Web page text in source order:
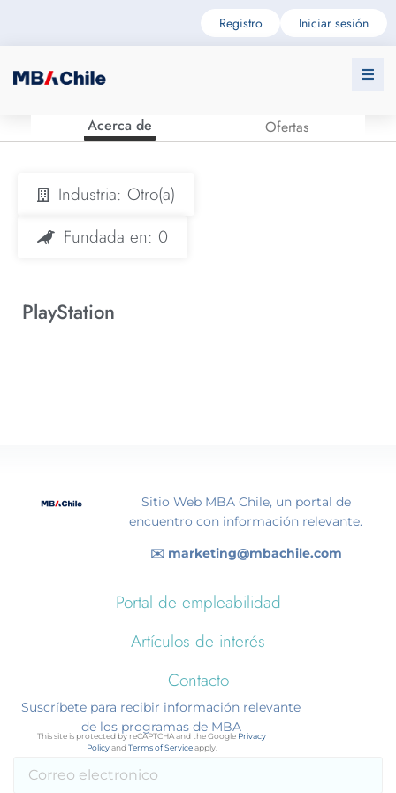
Registro Iniciar sesión
Acerca de Ofertas
Industria: Otro(a)
Fundada en: 0
PlayStation
Sitio Web MBA Chile, un portal de
encuentro con información relevante.
✉️ marketing@mbachile.com
Portal de empleabilidad
Artículos de interés
Contacto
Suscríbete para recibir información relevante
de los programas de MBA
This site is protected by reCAPTCHA and the Google Privacy
PolicyandTerms of Serviceapply.